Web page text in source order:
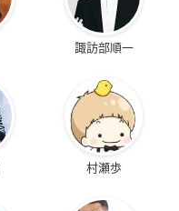
諏訪部順一
村瀬歩